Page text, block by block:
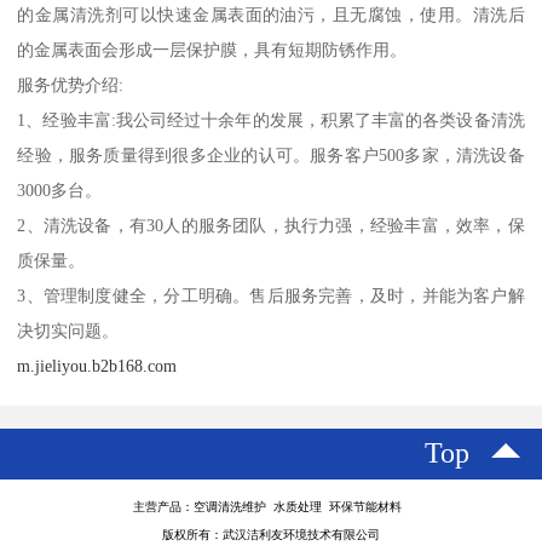
的金属清洗剂可以快速金属表面的油污，且无腐蚀，使用。清洗后
的金属表面会形成一层保护膜，具有短期防锈作用。
服务优势介绍:
1、经验丰富:我公司经过十余年的发展，积累了丰富的各类设备清洗
经验，服务质量得到很多企业的认可。服务客户500多家，清洗设备
3000多台。
2、清洗设备，有30人的服务团队，执行力强，经验丰富，效率，保
质保量。
3、管理制度健全，分工明确。售后服务完善，及时，并能为客户解
决切实问题。
m.jieliyou.b2b168.com
Top
主营产品：空调清洗维护 水质处理 环保节能材料
版权所有：武汉洁利友环境技术有限公司